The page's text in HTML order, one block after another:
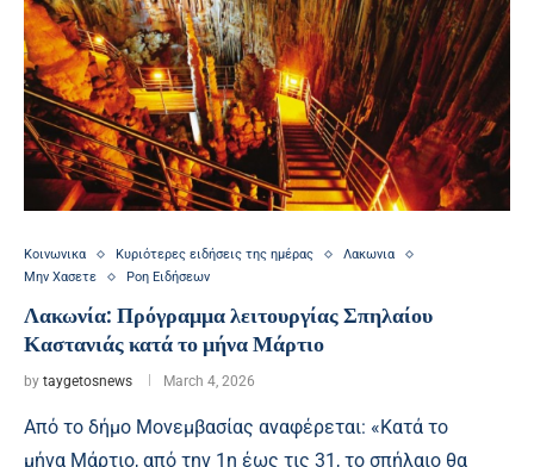
Κοινωνικα Κυριότερες ειδήσεις της ημέρας
Λακωνια
Μην Χασετε
Ροη Ειδήσεων
Λακωνία: Πρόγραμμα λειτουργίας Σπηλαίου
Καστανιάς κατά το μήνα Μάρτιο
by taygetosnews March 4, 2026
Από το δήμο Μονεμβασίας αναφέρεται: «Κατά το
μήνα Μάρτιο, από την 1η έως τις 31, το σπήλαιο θα